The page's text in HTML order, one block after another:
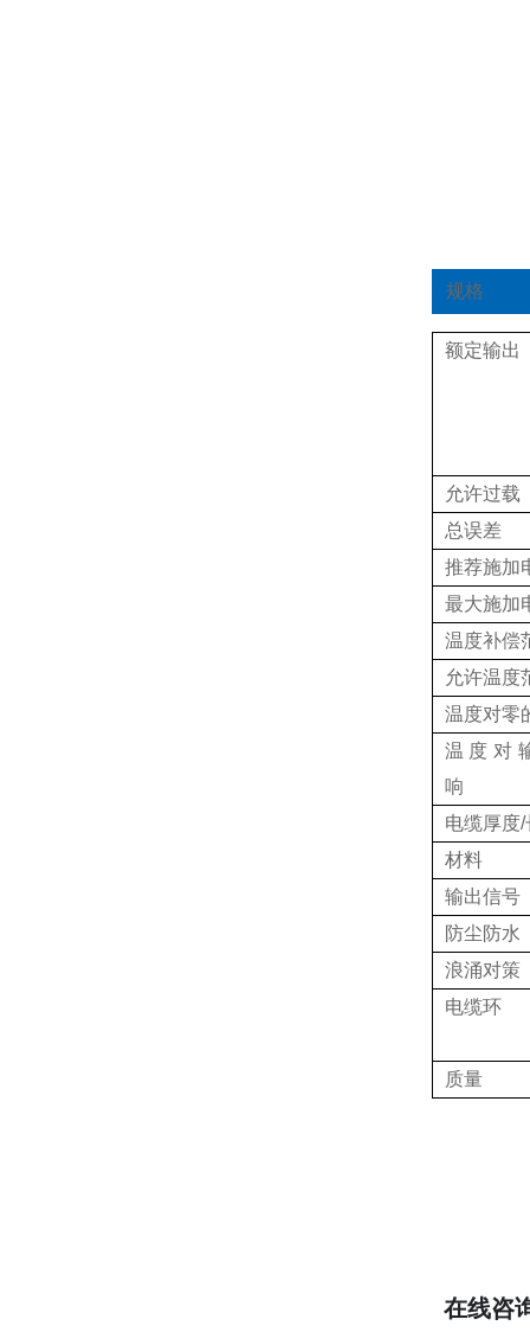
规格
额定输出
允许过载
总误差
推荐施加
最大施加
温度补偿
允许温度
温度对零
温度对
响
电缆厚度/
材料
输出信号
防尘防水
浪涌对策
电缆环
质量
在线咨